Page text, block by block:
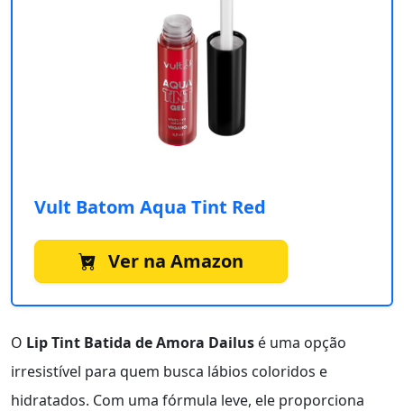
Vult Batom Aqua Tint Red
Ver na Amazon
O Lip Tint Batida de Amora Dailus é uma opção
irresistível para quem busca lábios coloridos e
hidratados. Com uma fórmula leve, ele proporciona